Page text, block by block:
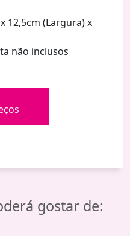
12,5cm (Largura) x
não inclusos
gostar de: